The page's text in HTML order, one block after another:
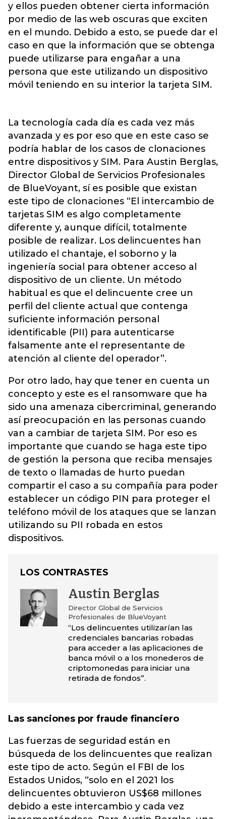
y ellos pueden obtener cierta información
por medio de las web oscuras que exciten
en el mundo. Debido a esto, se puede dar el
caso en que la información que se obtenga
puede utilizarse para engañar a una
persona que este utilizando un dispositivo
móvil teniendo en su interior la tarjeta SIM.
La tecnología cada día es cada vez más
avanzada y es por eso que en este caso se
podría hablar de los casos de clonaciones
entre dispositivos y SIM. Para Austin Berglas,
Director Global de Servicios Profesionales
de BlueVoyant, sí es posible que existan
este tipo de clonaciones “El intercambio de
tarjetas SIM es algo completamente
diferente y, aunque difícil, totalmente
posible de realizar. Los delincuentes han
utilizado el chantaje, el soborno y la
ingeniería social para obtener acceso al
dispositivo de un cliente. Un método
habitual es que el delincuente cree un
perfil del cliente actual que contenga
suficiente información personal
identificable (PII) para autenticarse
falsamente ante el representante de
atención al cliente del operador”.
Por otro lado, hay que tener en cuenta un
concepto y este es el ransomware que ha
sido una amenaza cibercriminal, generando
así preocupación en las personas cuando
van a cambiar de tarjeta SIM. Por eso es
importante que cuando se haga este tipo
de gestión la persona que reciba mensajes
de texto o llamadas de hurto puedan
compartir el caso a su compañía para poder
establecer un código PIN para proteger el
teléfono móvil de los ataques que se lanzan
utilizando su PII robada en estos
dispositivos.
LOS CONTRASTES
Austin Berglas
Director Global de Servicios
Profesionales de BlueVoyant
“Los delincuentes utilizarían las
credenciales bancarias robadas
para acceder a las aplicaciones de
banca móvil o a los monederos de
criptomonedas para iniciar una
retirada de fondos”.
Las sanciones por fraude financiero
Las fuerzas de seguridad están en
búsqueda de los delincuentes que realizan
este tipo de acto. Según el FBI de los
Estados Unidos, “solo en el 2021 los
delincuentes obtuvieron US$68 millones
debido a este intercambio y cada vez